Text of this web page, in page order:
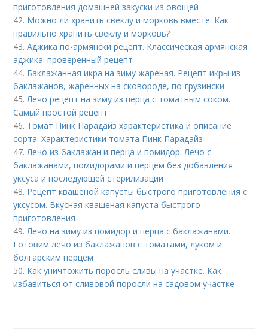
приготовления домашней закуски из овощей
42. Можно ли хранить свеклу и морковь вместе. Как
правильно хранить свеклу и морковь?
43.Аджика по-армянски рецепт. Классическая армянская
аджика: проверенный рецепт
44. Баклажанная икра на зиму жареная. Рецепт икры из
баклажанов, жаренных на сковороде, по-грузински
45.Лечо рецепт на зиму из перца с томатным соком.
Самый простой рецепт
46. Томат Пинк Парадайз характеристика и описание
сорта. Характеристики томата Пинк Парадайз
47.Лечо из баклажан и перца и помидор. Лечо с
баклажанами, помидорами и перцем без добавления
уксуса и последующей стерилизации
48. Рецепт квашеной капусты быстрого приготовления с
уксусом. Вкусная квашеная капуста быстрого
приготовления
49.Лечо на зиму из помидор и перца с баклажанами.
Готовим лечо из баклажанов с томатами, луком и
болгарским перцем
50. Как уничтожить поросль сливы на участке. Как
избавиться от сливовой поросли на садовом участке